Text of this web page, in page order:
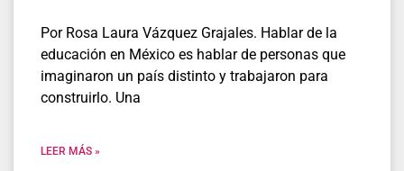
Por Rosa Laura Vázquez Grajales. Hablar de la
educación en México es hablar de personas que
imaginaron un país distinto y trabajaron para
construirlo. Una
LEER MÁS »